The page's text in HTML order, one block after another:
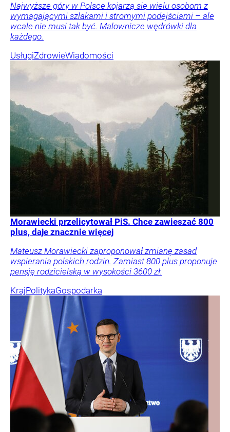
Najwyższe góry w Polsce kojarzą się wielu osobom z
wymagającymi szlakami i stromymi podejściami – ale
wcale nie musi tak być. Malownicze wędrówki dla
każdego.
UsługiZdrowieWiadomości
Morawiecki przelicytował PiS. Chce zawieszać 800
plus, daje znacznie więcej
Mateusz Morawiecki zaproponował zmianę zasad
wspierania polskich rodzin. Zamiast 800 plus proponuje
pensję rodzicielską w wysokości 3600 zł.
KrajPolitykaGospodarka